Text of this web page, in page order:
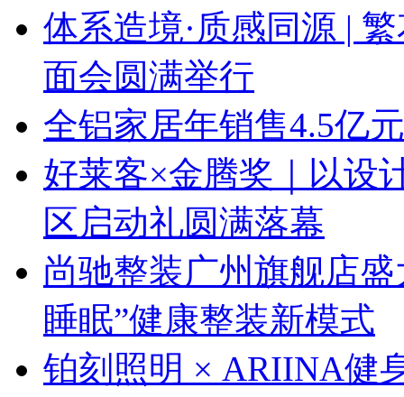
体系造境·质感同源 |
面会圆满举行
全铝家居年销售4.5亿
好莱客×金腾奖｜以设
区启动礼圆满落幕
尚驰整装广州旗舰店
睡眠”健康整装新模式
铂刻照明 × ARIINA健